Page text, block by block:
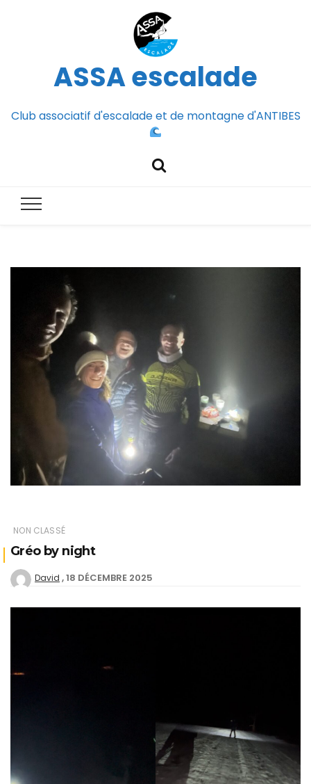
ASSA escalade
Club associatif d'escalade et de montagne d'ANTIBES
NON CLASSÉ
Gréo by night
David 18 DÉCEMBRE 2025